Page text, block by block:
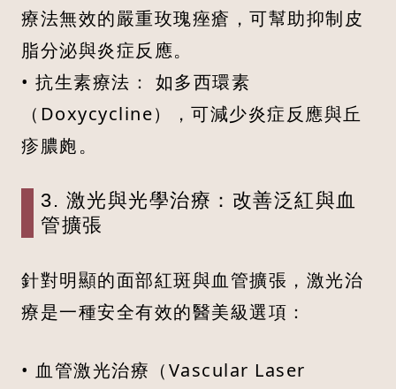
療法無效的嚴重玫瑰痤瘡，可幫助抑制皮
脂分泌與炎症反應。
• 抗生素療法： 如多西環素
（Doxycycline），可減少炎症反應與丘
疹膿皰。
3. 激光與光學治療：改善泛紅與血
管擴張
針對明顯的面部紅斑與血管擴張，激光治
療是一種安全有效的醫美級選項：
• 血管激光治療（Vascular Laser